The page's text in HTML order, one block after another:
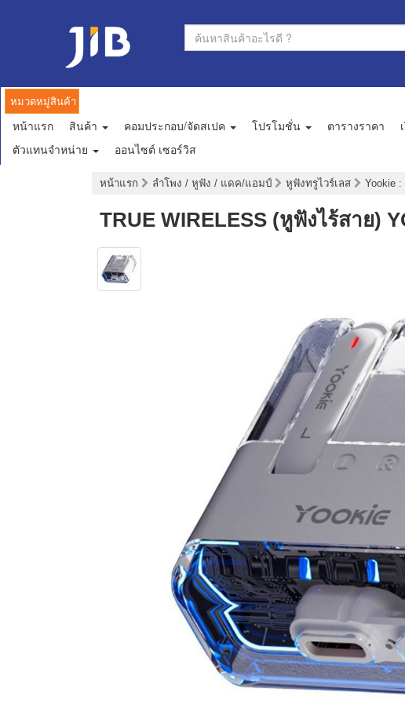
หมวดหมู่สินค้า
หน้าแรก สินค้า คอมประกอบ/จัดสเปค โปรโมชั่น ตารางราคา
ตัวแทนจำหน่าย
ออนไซต์ เซอร์วิส
หน้าแรก ลำโพง / หูฟัง / แดค/แอมป์ หูฟังทรูไวร์เลส Yookie :
TRUE WIRELESS (หูฟังไร้สาย)